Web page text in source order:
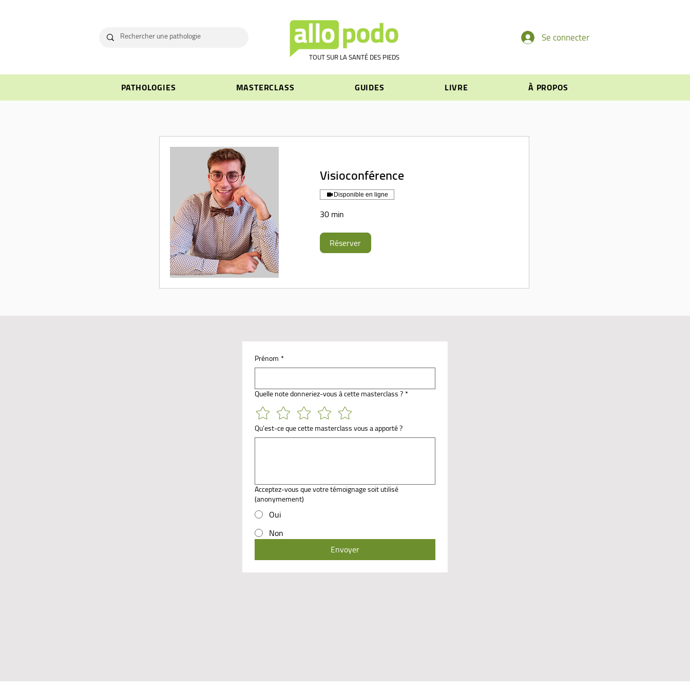
TOUT SUR LA SANTÉ DES PIEDS
Se connecter
PATHOLOGIES MASTERCLASS GUIDES LIVRE À PROPOS
Visioconférence
Disponible en ligne
30 min
Réserver
Prénom *
Quelle note donneriez-vous à cette masterclass ?*
Qu’est-ce que cette masterclass vous a apporté ?
Acceptez-vous que votre témoignage soit utilisé
(anonymement)
Oui
Non
Envoyer